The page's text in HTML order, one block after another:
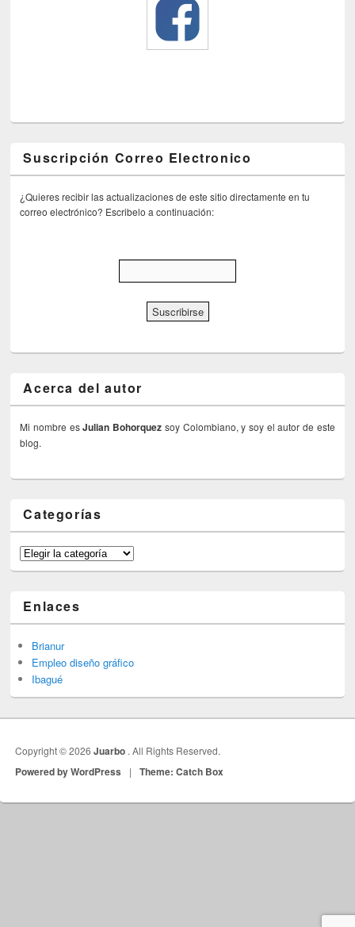
Suscripción Correo Electronico
¿Quieres recibir las actualizaciones de este sitio directamente en tu
correo electrónico? Escribelo a continuación:
Acerca del autor
Mi nombre esJulian Bohorquez soy Colombiano, y soy el autor de este
blog.
Categorías
Categorías
Enlaces
Brianur
Empleo diseño gráfico
Ibagué
Copyright © 2026Juarbo . All Rights Reserved.
Powered by WordPress | Theme: Catch Box